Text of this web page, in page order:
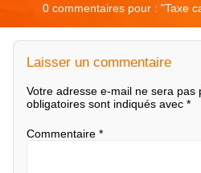
0 commentaires pour : "Taxe
Laisser un commentaire
Votre adresse e-mail ne sera pas
obligatoires sont indiqués avec *
Commentaire *